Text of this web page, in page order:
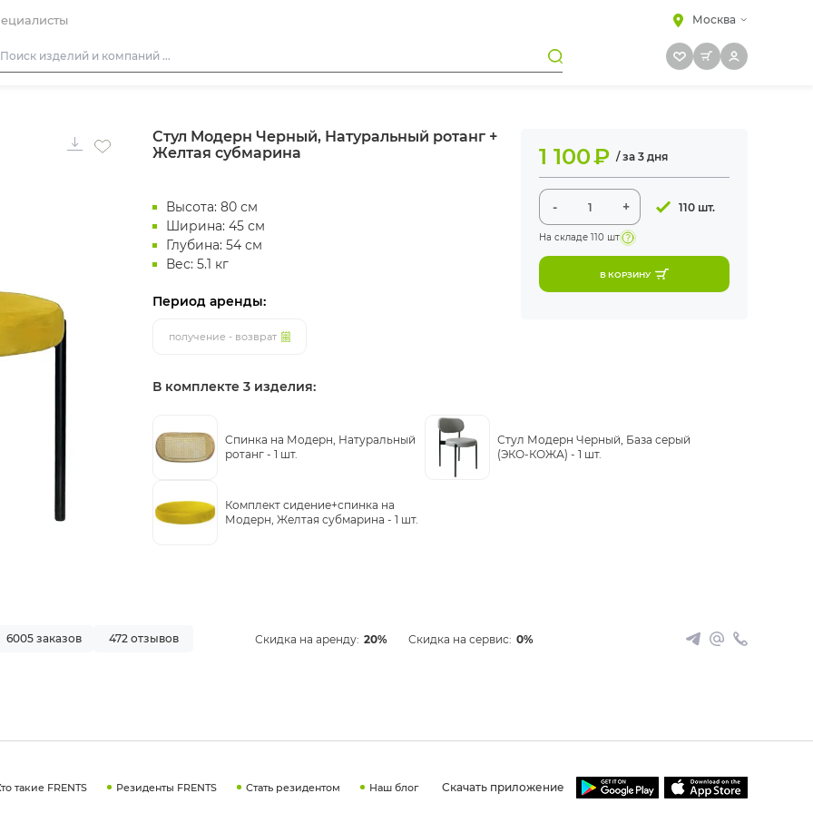
Москва
Барная мебель
Стул Модерн Черный, Натуральный ротанг +
Желтая субмарина
Высота: 80 см
Ширина: 45 см
Глубина: 54 см
Вес: 5.1 кг
Период аренды:
получение - возврат
1 100₽ / за 3 дня
- + 110 шт.
На складе 110 шт
В КОРЗИНУ
В комплекте 3 изделия:
Cпинка на Модерн, Натуральный
ротанг - 1 шт.
Стул Модерн Черный, База серый
(ЭКО-КОЖА) - 1 шт.
Комплект сидение+спинка на
Модерн, Желтая субмарина - 1 шт.
6005 заказов 472 отзывов Скидка на аренду: 20% Скидка на сервис: 0%
такие FRENTS Резиденты FRENTS Стать резидентом Наш блог Скачать приложение